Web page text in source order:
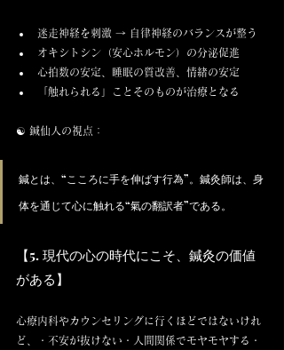
迷走神経を刺激 → 自律神経のバランスが整う
オキシトシン（安心ホルモン）の分泌促進
心拍数の安定、睡眠の質改善、情緒の安定
「触れられる」ことそのものが治療となる
☯️ 鍼仙人の視点：
鍼とは、“こころに手を伸ばす行為”。鍼灸師は、身
体を通じて心に触れる“氣の翻訳者”である。
【5. 現代の心の時代にこそ、鍼灸の価値
がある】
心療内科やカウンセリングに行くほどではないけれ
ど、・不安が抜けない・人間関係でモヤモヤする・